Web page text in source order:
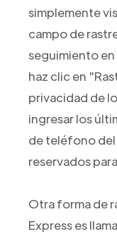
simplemente
campo de
seguimiento
haz clic en
privacidad de
ingresar los
de teléfono
reservados
Otra forma de
Express es